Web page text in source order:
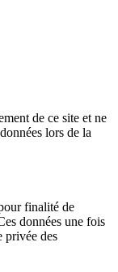
de ce site et ne
lors de la
finalité de
données une fois
privée des